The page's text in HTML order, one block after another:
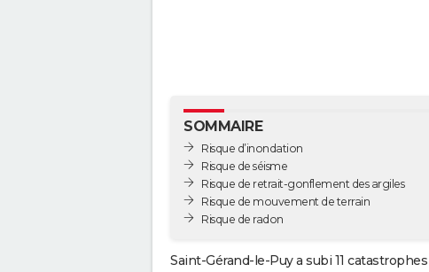
SOMMAIRE
Risque d’inondation
Risque de séisme
Risque de retrait-gonflement des argiles
Risque de mouvement de terrain
Risque de radon
Saint-Gérand-le-Puy a subi 11